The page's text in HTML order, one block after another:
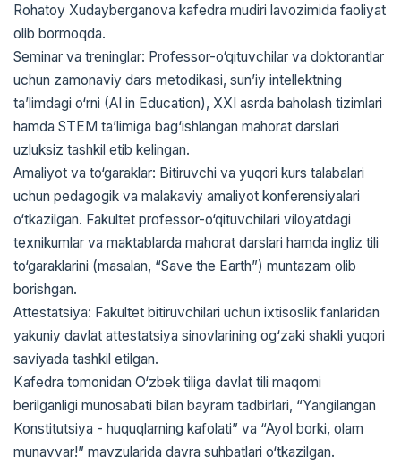
Rohatoy Xudayberganova kafedra mudiri lavozimida faoliyat
olib bormoqda.
Seminar va treninglar: Professor-o‘qituvchilar va doktorantlar
uchun zamonaviy dars metodikasi, sun’iy intellektning
ta’limdagi o‘rni (AI in Education), XXI asrda baholash tizimlari
hamda STEM ta’limiga bag‘ishlangan mahorat darslari
uzluksiz tashkil etib kelingan.
Amaliyot va to‘garaklar: Bitiruvchi va yuqori kurs talabalari
uchun pedagogik va malakaviy amaliyot konferensiyalari
o‘tkazilgan. Fakultet professor-o‘qituvchilari viloyatdagi
texnikumlar va maktablarda mahorat darslari hamda ingliz tili
to‘garaklarini (masalan, “Save the Earth”) muntazam olib
borishgan.
Attestatsiya: Fakultet bitiruvchilari uchun ixtisoslik fanlaridan
yakuniy davlat attestatsiya sinovlarining og‘zaki shakli yuqori
saviyada tashkil etilgan.
Kafedra tomonidan O‘zbek tiliga davlat tili maqomi
berilganligi munosabati bilan bayram tadbirlari, “Yangilangan
Konstitutsiya - huquqlarning kafolati” va “Ayol borki, olam
munavvar!” mavzularida davra suhbatlari o‘tkazilgan.